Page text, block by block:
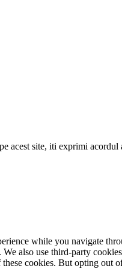
acest site, iti exprimi
while you navigate
also use third-party
cookies. But opting out